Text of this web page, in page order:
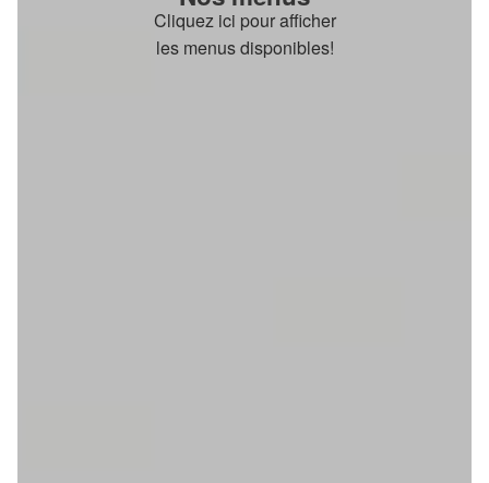
Cliquez ici pour afficher
les menus disponibles!